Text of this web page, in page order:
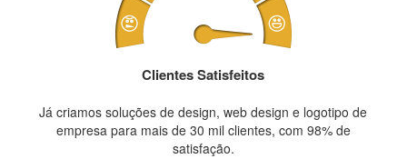
Clientes Satisfeitos
Já criamos soluções de design, web design e logotipo de
empresa para mais de 30 mil clientes, com 98% de
satisfação.